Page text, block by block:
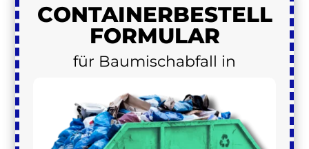
CONTAINERBESTELL
FORMULAR
für Baumischabfall in